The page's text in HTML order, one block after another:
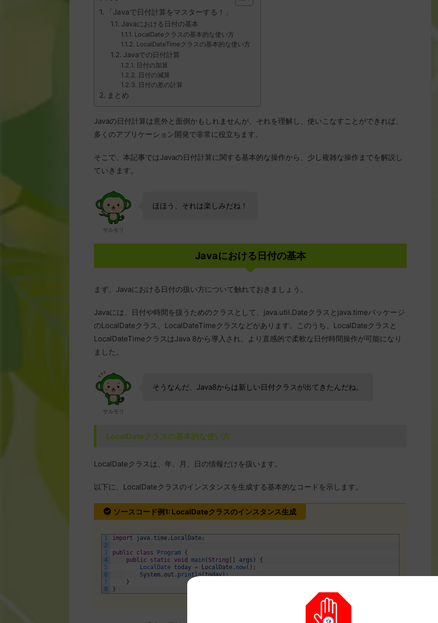
「Javaで日付計算をマスターする！」
Javaにおける日付の基本
LocalDateクラスの基本的な使い方
LocalDateTimeクラスの基本的な使い方
Javaでの日付計算
日付の加算
日付の減算
日付の差の計算
まとめ
Javaの日付計算は意外と面倒かもしれませんが、それを理解し、使いこなすことができれば、
多くのアプリケーション開発で非常に役立ちます。
そこで、本記事ではJavaの日付計算に関する基本的な操作から、少し複雑な操作までを解説し
ていきます。
サルモリ
ほほう、それは楽しみだね！
Javaにおける日付の基本
まず、Javaにおける日付の扱い方について触れておきましょう。
Javaには、日付や時間を扱うためのクラスとして、java.util.Dateクラスとjava.timeパッケージ
のLocalDateクラス、LocalDateTimeクラスなどがあります。このうち、LocalDateクラスと
LocalDateTimeクラスはJava 8から導入され、より直感的で柔軟な日付時間操作が可能になり
ました。
サルモリ
そうなんだ、Java8からは新しい日付クラスが出てきたんだね。
LocalDateクラスの基本的な使い方
LocalDateクラスは、年、月、日の情報だけを扱います。
以下に、LocalDateクラスのインスタンスを生成する基本的なコードを示します。
ソースコード例1: LocalDateクラスのインスタンス生成
1
2
3
4
5
6
7
8
import java . time . LocalDate ;
public class Program {
public
static void main ( String [ ] args )
{
LocalDate today = LocalDate . now( ) ;
System . out . println ( today) ;
}
}